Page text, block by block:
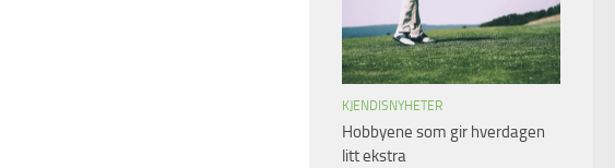
KJENDISNYHETER
Hobbyene som gir hverdagen
litt ekstra